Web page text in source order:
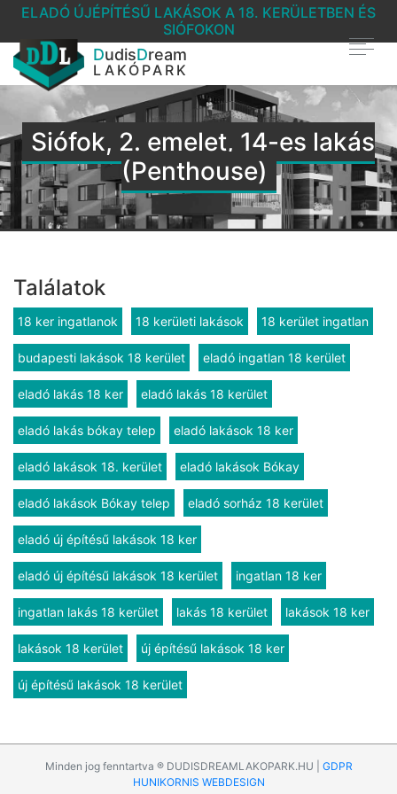
ELADÓ ÚJÉPÍTÉSŰ LAKÁSOK A 18. KERÜLETBEN ÉS
SIÓFOKON
DudisDream
LAKÓPARK
Siófok, 2. emelet, 14-es lakás
(Penthouse)
Találatok
18 ker ingatlanok 18 kerületi lakások 18 kerület ingatlan
budapesti lakások 18 kerület eladó ingatlan 18 kerület
eladó lakás 18 ker eladó lakás 18 kerület
eladó lakás bókay telep eladó lakások 18 ker
eladó lakások 18. kerület eladó lakások Bókay
eladó lakások Bókay telep eladó sorház 18 kerület
eladó új építésű lakások 18 ker
eladó új építésű lakások 18 kerület ingatlan 18 ker
ingatlan lakás 18 kerület lakás 18 kerület lakások 18 ker
lakások 18 kerület új építésű lakások 18 ker
új építésű lakások 18 kerület
Minden jog fenntartva ® DUDISDREAMLAKOPARK.HU | GDPR
HUNIKORNIS WEBDESIGN